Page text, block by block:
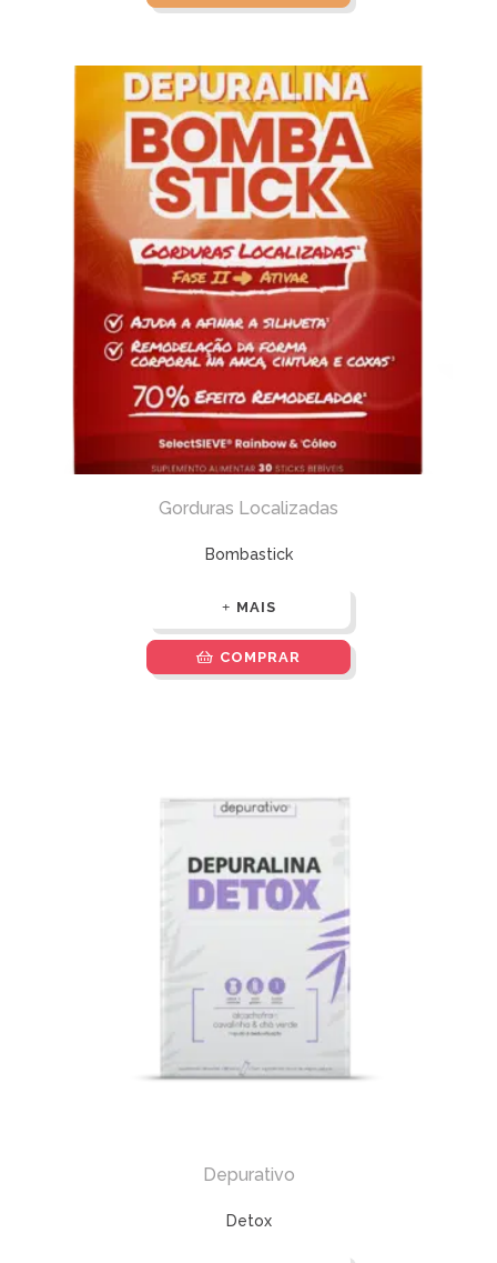
Gorduras Localizadas
Bombastick
MAIS
COMPRAR
Depurativo
Detox